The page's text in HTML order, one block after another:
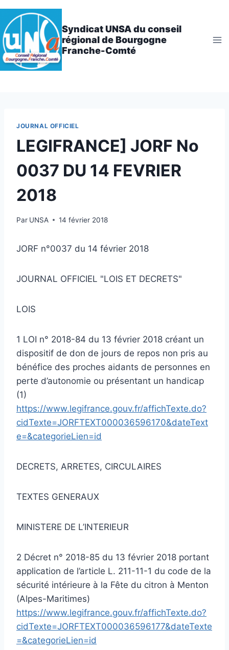
Aller
au
contenu
Syndicat UNSA du conseil
régional de Bourgogne
Franche-Comté
JOURNAL OFFICIEL
LEGIFRANCE] JORF No
0037 DU 14 FEVRIER
2018
Par UNSA 14 février 2018
JORF n°0037 du 14 février 2018
JOURNAL OFFICIEL "LOIS ET DECRETS"
LOIS
1 LOI n° 2018-84 du 13 février 2018 créant un
dispositif de don de jours de repos non pris au
bénéfice des proches aidants de personnes en
perte d’autonomie ou présentant un handicap
(1)
https://www.legifrance.gouv.fr/affichTexte.do?
cidTexte=JORFTEXT000036596170&dateText
e=&categorieLien=id
DECRETS, ARRETES, CIRCULAIRES
TEXTES GENERAUX
MINISTERE DE L’INTERIEUR
2 Décret n° 2018-85 du 13 février 2018 portant
application de l’article L. 211-11-1 du code de la
sécurité intérieure à la Fête du citron à Menton
(Alpes-Maritimes)
https://www.legifrance.gouv.fr/affichTexte.do?
cidTexte=JORFTEXT000036596177&dateTexte
=&categorieLien=id